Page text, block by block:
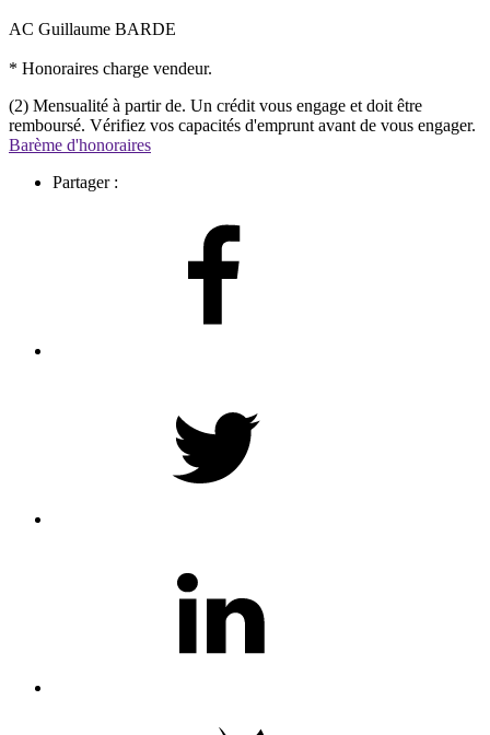
AC Guillaume BARDE
* Honoraires charge vendeur.
(2) Mensualité à partir de. Un crédit vous engage et doit être
remboursé. Vérifiez vos capacités d'emprunt avant de vous engager.
Barème d'honoraires
Partager :